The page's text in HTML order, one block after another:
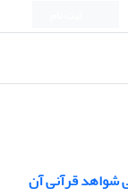
شواهد قرآنی آن